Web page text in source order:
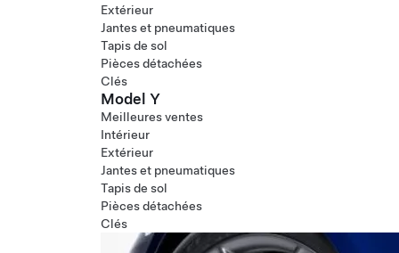
Extérieur
Jantes et pneumatiques
Tapis de sol
Pièces détachées
Clés
Model Y
Meilleures ventes
Intérieur
Extérieur
Jantes et pneumatiques
Tapis de sol
Pièces détachées
Clés